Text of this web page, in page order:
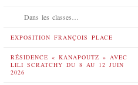
Dans les classes…
EXPOSITION FRANÇOIS PLACE
RÉSIDENCE « KANAPOUTZ » AVEC
LILI SCRATCHY DU 8 AU 12 JUIN
2026